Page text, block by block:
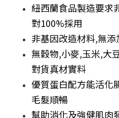
紐西蘭食品製造要求
對100%採用
非基因改造材料,無添
無穀物,小麥,玉米,大
對貨真材實料
優質蛋白配方能活化
毛髮順暢
幫助消化及強健肌肉